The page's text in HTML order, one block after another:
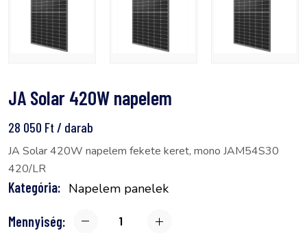
JA Solar 420W napelem
28 050 Ft / darab
JA Solar 420W napelem fekete keret, mono JAM54S30
420/LR
Kategória: Napelem panelek
Mennyiség: